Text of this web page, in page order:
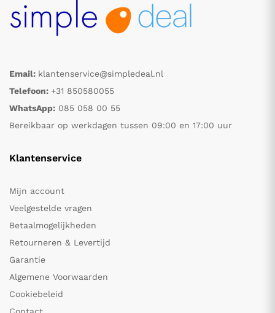
Email: klantenservice@simpledeal.nl
Telefoon: +31 850580055
WhatsApp: 085 058 00 55
Bereikbaar op werkdagen tussen 09:00 en 17:00 uur
Klantenservice
Mijn account
Veelgestelde vragen
Betaalmogelijkheden
Retourneren & Levertijd
Garantie
Algemene Voorwaarden
Cookiebeleid